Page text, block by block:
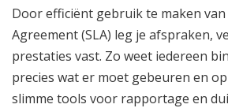
Door efficiënt gebruik te maken van
Agreement (SLA) leg je afspraken,
prestaties vast.​ Zo weet iedereen
precies wat er moet gebeuren en
slimme tools voor rapportage en